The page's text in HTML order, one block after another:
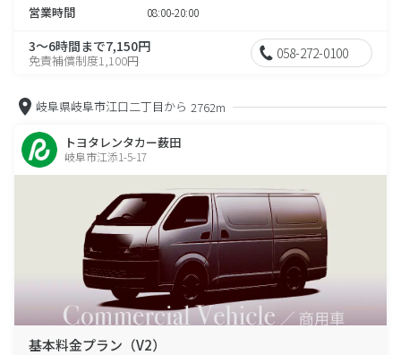
営業時間 08:00-20:00
3～6時間まで7,150円
免責補償制度1,100円 058-272-0100
岐阜県岐阜市江口二丁目から 2762m
トヨタレンタカー薮田
岐阜市江添1-5-17
基本料金プラン（V2）